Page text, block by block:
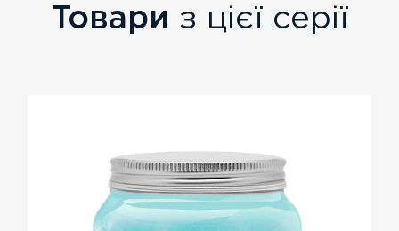
Товари з цієї серії